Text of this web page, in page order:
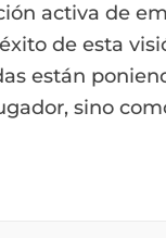
activa de
de esta
están
sino